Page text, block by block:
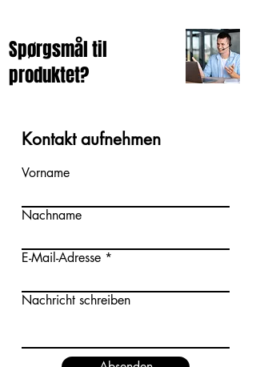
Spørgsmål til
produktet?
Kontakt aufnehmen
Vorname
Nachname
E-Mail-Adresse
Nachricht schreiben